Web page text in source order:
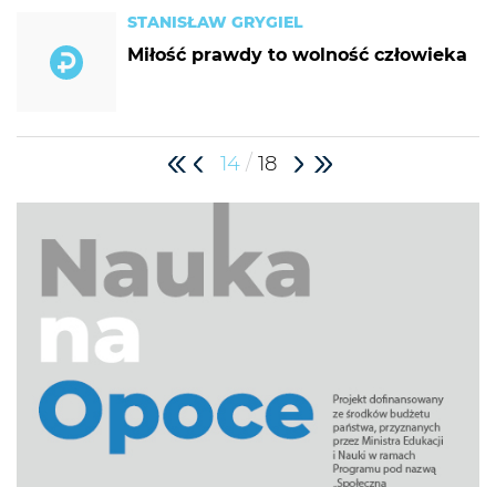
STANISŁAW GRYGIEL
Miłość prawdy to wolność człowieka
14 / 18